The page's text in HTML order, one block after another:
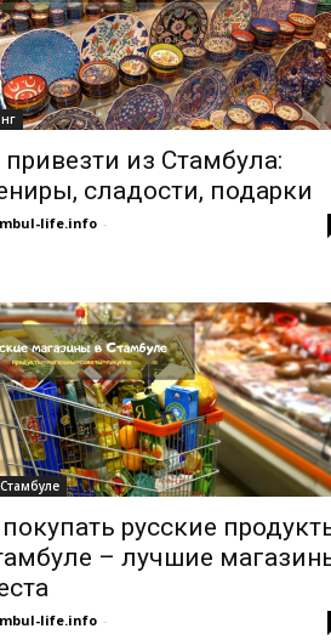
привезти из Стамбула:
сладости, подарки
life.info -
покупать русские
– лучшие
life.info -